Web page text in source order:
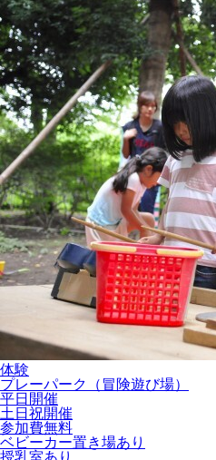
体験
プレーパーク（冒険遊び場）
平日開催
土日祝開催
参加費無料
ベビーカー置き場あり
授乳室あり